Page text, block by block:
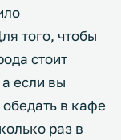
того, чтобы
стоит
если вы
в кафе
раз в